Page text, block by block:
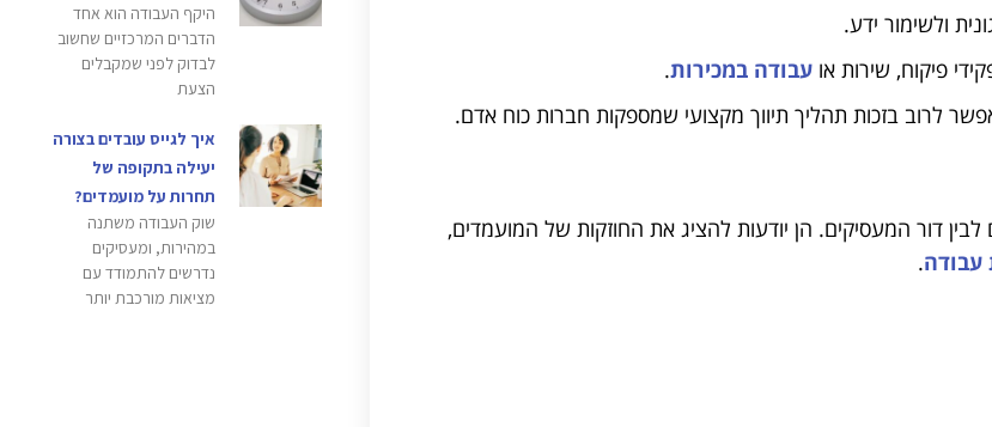
ולשימור ידע.
פיקוח, שירות או עבודה במכירות.
לרוב בזכות תהליך תיווך מקצועי שמספקות חברות כוח אדם.
לבין דור המעסיקים. הן יודעות להציג את החוזקות של המועמדים,
עבודה.
היקף העבודה הוא אחד
הדברים המרכזיים שחשוב
לבדוק לפני שמקבלים
הצעת
איך לגייס עובדים בצורה
יעילה בתקופה של
תחרות על מועמדים?
שוק העבודה משתנה
במהירות, ומעסיקים
נדרשים להתמודד עם
מציאות מורכבת יותר